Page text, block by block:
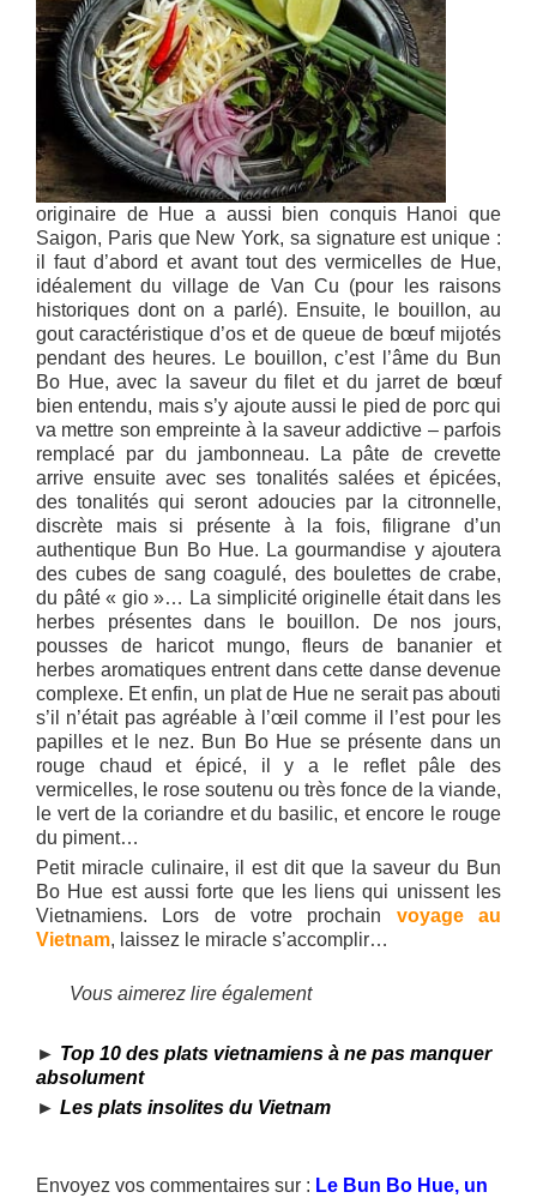
originaire de Hue a aussi bien conquis Hanoi que
Saigon, Paris que New York, sa signature est unique :
il faut d’abord et avant tout des vermicelles de Hue,
idéalement du village de Van Cu (pour les raisons
historiques dont on a parlé). Ensuite, le bouillon, au
gout caractéristique d’os et de queue de bœuf mijotés
pendant des heures. Le bouillon, c’est l’âme du Bun
Bo Hue, avec la saveur du filet et du jarret de bœuf
bien entendu, mais s’y ajoute aussi le pied de porc qui
va mettre son empreinte à la saveur addictive – parfois
remplacé par du jambonneau. La pâte de crevette
arrive ensuite avec ses tonalités salées et épicées,
des tonalités qui seront adoucies par la citronnelle,
discrète mais si présente à la fois, filigrane d’un
authentique Bun Bo Hue. La gourmandise y ajoutera
des cubes de sang coagulé, des boulettes de crabe,
du pâté « gio »… La simplicité originelle était dans les
herbes présentes dans le bouillon. De nos jours,
pousses de haricot mungo, fleurs de bananier et
herbes aromatiques entrent dans cette danse devenue
complexe. Et enfin, un plat de Hue ne serait pas abouti
s’il n’était pas agréable à l’œil comme il l’est pour les
papilles et le nez. Bun Bo Hue se présente dans un
rouge chaud et épicé, il y a le reflet pâle des
vermicelles, le rose soutenu ou très fonce de la viande,
le vert de la coriandre et du basilic, et encore le rouge
du piment…
Petit miracle culinaire, il est dit que la saveur du Bun
Bo Hue est aussi forte que les liens qui unissent les
Vietnamiens. Lors de votre prochain voyage au
Vietnam, laissez le miracle s’accomplir…
Vous aimerez lire également
► Top 10 des plats vietnamiens à ne pas manquer
absolument
► Les plats insolites du Vietnam
Envoyez vos commentaires sur : Le Bun Bo Hue, un